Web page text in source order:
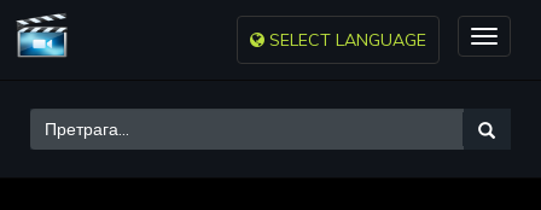
Toggle
SELECT LANGUAGE